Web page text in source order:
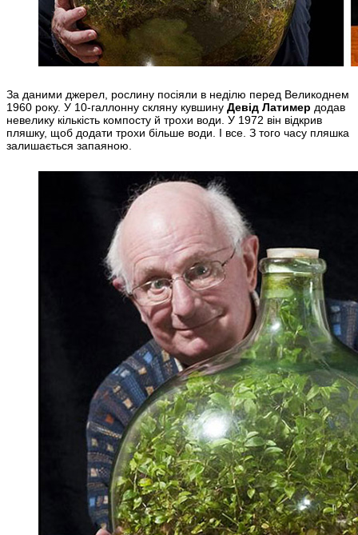
За даними джерел, рослину посіяли в неділю перед Великоднем
1960 року. У 10-галлонну скляну кувшину Девід Латимер додав
невелику кількість компосту й трохи води. У 1972 він відкрив
пляшку, щоб додати трохи більше води. І все. З того часу пляшка
залишається запаяною.